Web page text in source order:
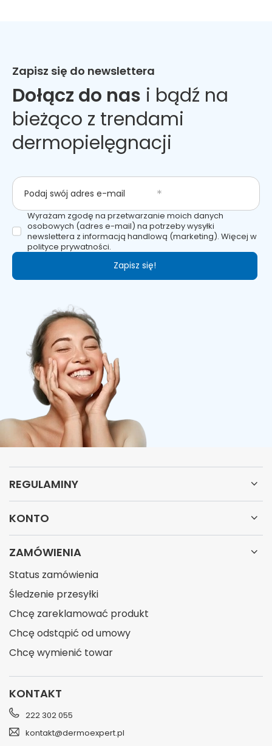
Zapisz się do newslettera
Dołącz do nas i bądź na
bieżąco z trendami
dermopielęgnacji
Podaj swój adres e-mail
Wyrażam zgodę na przetwarzanie moich danych
osobowych (adres e-mail) na potrzeby wysyłki
newslettera z informacją handlową (marketing). Więcej w
polityce prywatności.
Zapisz się!
REGULAMINY
KONTO
ZAMÓWIENIA
Status zamówienia
Śledzenie przesyłki
Chcę zareklamować produkt
Chcę odstąpić od umowy
Chcę wymienić towar
KONTAKT
222 302 055
kontakt@dermoexpert.pl